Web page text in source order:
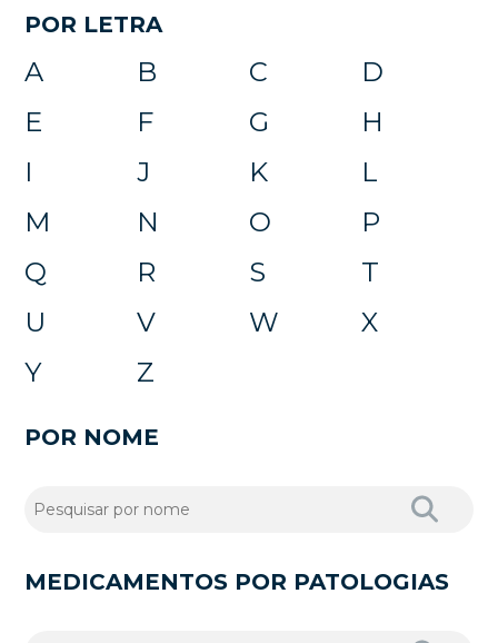
POR LETRA
A B C
D
E
F G
H
I
J K
L
M
N O
P
Q
R S
T
U
V W
X
Y
Z
POR NOME
MEDICAMENTOS POR PATOLOGIAS